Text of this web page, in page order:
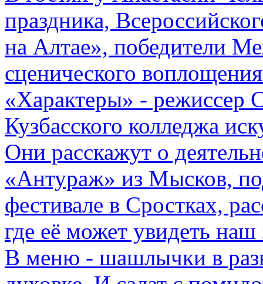
праздника,
на Алтае», победители
сценического
«Характеры» - режиссер
Кузбасского колледжа
Они расскажут о
«Антураж» из Мысков,
фестивале в Сростках,
где её может увидеть наш
В меню - шашлычки в